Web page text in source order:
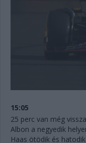
15:05
25 perc van még
Albon a negyedik
Haas ötödik és